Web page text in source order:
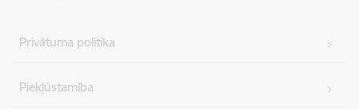
Privātuma politika
Piekļūstamība